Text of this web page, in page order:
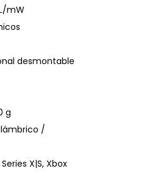
mW
desmontable
g
/
X|S, Xbox